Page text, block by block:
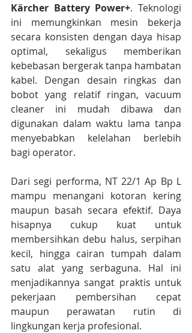
Kärcher Battery Power+. Teknologi
ini memungkinkan mesin bekerja
secara konsisten dengan daya hisap
optimal, sekaligus memberikan
kebebasan bergerak tanpa hambatan
kabel. Dengan desain ringkas dan
bobot yang relatif ringan, vacuum
cleaner ini mudah dibawa dan
digunakan dalam waktu lama tanpa
menyebabkan kelelahan berlebih
bagi operator.
Dari segi performa, NT 22/1 Ap Bp L
mampu menangani kotoran kering
maupun basah secara efektif. Daya
hisapnya cukup kuat untuk
membersihkan debu halus, serpihan
kecil, hingga cairan tumpah dalam
satu alat yang serbaguna. Hal ini
menjadikannya sangat praktis untuk
pekerjaan pembersihan cepat
maupun perawatan rutin di
lingkungan kerja profesional.